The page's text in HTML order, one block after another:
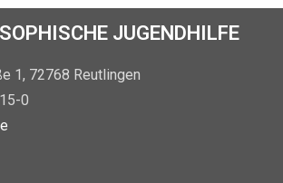
JUGENDHILFE
1, 72768 Reutlingen
0